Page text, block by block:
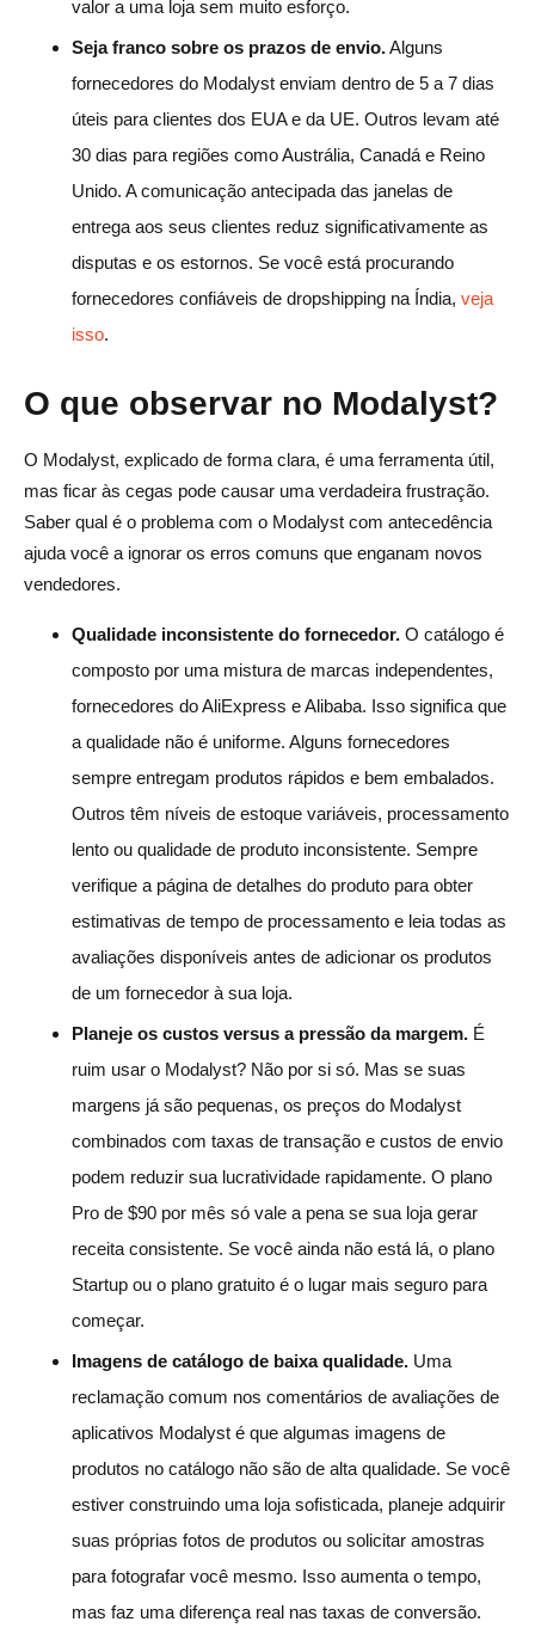
valor a uma loja sem muito esforço.
Seja franco sobre os prazos de envio.Alguns
fornecedores do Modalyst enviam dentro de 5 a 7 dias
úteis para clientes dos EUA e da UE. Outros levam até
30 dias para regiões como Austrália, Canadá e Reino
Unido. A comunicação antecipada das janelas de
entrega aos seus clientes reduz significativamente as
disputas e os estornos. Se você está procurando
fornecedores confiáveis de dropshipping na Índia, veja
isso.
O que observar no Modalyst?
O Modalyst, explicado de forma clara, é uma ferramenta útil,
mas ficar às cegas pode causar uma verdadeira frustração.
Saber qual é o problema com o Modalyst com antecedência
ajuda você a ignorar os erros comuns que enganam novos
vendedores.
Qualidade inconsistente do fornecedor. O catálogo é
composto por uma mistura de marcas independentes,
fornecedores do AliExpress e Alibaba. Isso significa que
a qualidade não é uniforme. Alguns fornecedores
sempre entregam produtos rápidos e bem embalados.
Outros têm níveis de estoque variáveis, processamento
lento ou qualidade de produto inconsistente. Sempre
verifique a página de detalhes do produto para obter
estimativas de tempo de processamento e leia todas as
avaliações disponíveis antes de adicionar os produtos
de um fornecedor à sua loja.
Planeje os custos versus a pressão da margem. É
ruim usar o Modalyst? Não por si só. Mas se suas
margens já são pequenas, os preços do Modalyst
combinados com taxas de transação e custos de envio
podem reduzir sua lucratividade rapidamente. O plano
Pro de $90 por mês só vale a pena se sua loja gerar
receita consistente. Se você ainda não está lá, o plano
Startup ou o plano gratuito é o lugar mais seguro para
começar.
Imagens de catálogo de baixa qualidade. Uma
reclamação comum nos comentários de avaliações de
aplicativos Modalyst é que algumas imagens de
produtos no catálogo não são de alta qualidade. Se você
estiver construindo uma loja sofisticada, planeje adquirir
suas próprias fotos de produtos ou solicitar amostras
para fotografar você mesmo. Isso aumenta o tempo,
mas faz uma diferença real nas taxas de conversão.